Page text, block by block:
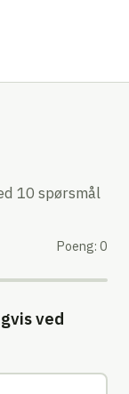
10 spørsmål
Poeng: 0
ved